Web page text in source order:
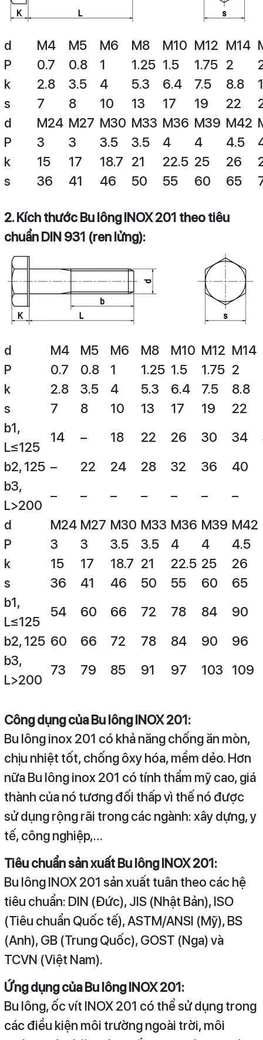
d M4 M5 M6 M8 M10 M12 M14
P
0.7 0.8 1 1.25 1.5 1.75 2
k
2.8 3.5 4 5.3 6.4 7.5 8.8
s
7 8 10 13 17 19 22
d
M24 M27 M30 M33 M36 M39 M42
P
3 3 3.5 3.5 4 4 4.5
k
15 17 18.7 21 22.5 25 26
s
36 41 46 50 55 60 65
2. Kích thước Bu lông INOX 201 theo tiêu
chuẩn DIN 931 (ren lửng):
d M4 M5 M6 M8 M10 M12 M14
P
0.7 0.8 1 1.25 1.5 1.75 2
k
2.8 3.5 4 5.3 6.4 7.5 8.8
s
7 8 10 13 17 19 22
b1,
L≤125
14 – 18 22 26 30 34
b2, 125 – 22 24 28 32 36 40
b3,
L>200
– – – – – – –
d
M24 M27 M30 M33 M36 M39 M42
P
3 3 3.5 3.5 4 4 4.5
k
15 17 18.7 21 22.5 25 26
s
36 41 46 50 55 60 65
b1,
L≤125
54 60 66 72 78 84 90
b2, 125 60 66 72 78 84 90 96
b3,
L>200
73 79 85 91 97 103 109
Công dụng của Bu lông INOX 201:
Bu lông inox 201 có khả năng chống ăn mòn,
chịu nhiệt tốt, chống ôxy hóa, mềm dẻo. Hơn
nữa Bu lông inox 201 có tính thẩm mỹ cao, giá
thành của nó tương đối thấp vì thế nó được
sử dụng rộng rãi trong các ngành: xây dựng, y
tế, công nghiệp,…
Tiêu chuẩn sản xuất Bu lông INOX 201:
Bu lông INOX 201 sản xuất tuân theo các hệ
tiêu chuẩn: DIN (Đức), JIS (Nhật Bản), ISO
(Tiêu chuẩn Quốc tế), ASTM/ANSI (Mỹ), BS
(Anh), GB (Trung Quốc), GOST (Nga) và
TCVN (Việt Nam).
Ứng dụng của Bu lông INOX 201:
Bu lông, ốc vít INOX 201 có thể sử dụng trong
các điều kiện môi trường ngoài trời, môi